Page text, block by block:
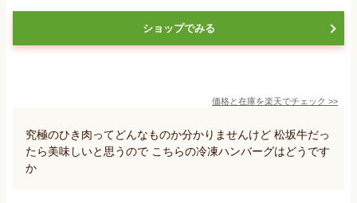
ショップでみる
価格と在庫を楽天でチェック >>
究極のひき肉ってどんなものか分かりませんけど 松坂牛だっ
たら美味しいと思うので こちらの冷凍ハンバーグはどうです
か